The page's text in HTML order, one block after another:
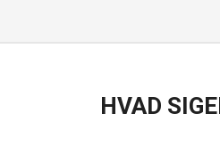
HVAD